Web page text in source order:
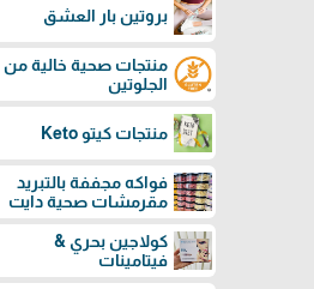
بروتين بار العشق
منتجات صحية خالية من
الجلوتين
منتجات كيتو Keto
فواكه مجففة بالتبريد
مقرمشات صحية دايت
كولاجين بحري &
فيتامينات